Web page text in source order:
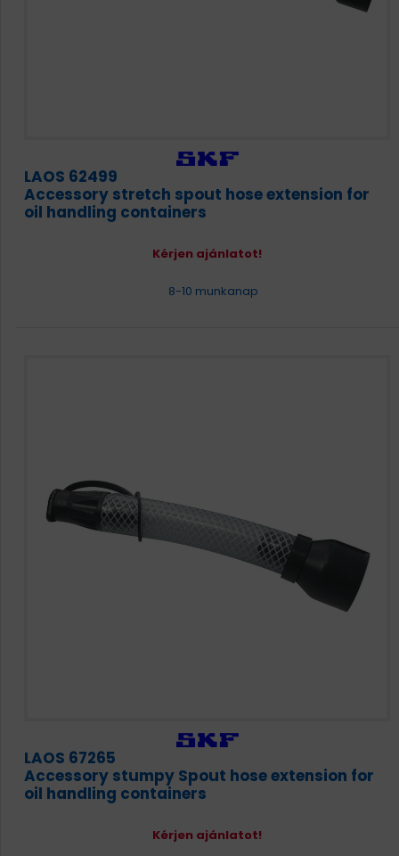
LAOS 62499
Accessory stretch spout hose extension for
oil handling containers
Kérjen ajánlatot!
8-10 munkanap
LAOS 67265
Accessory stumpy Spout hose extension for
oil handling containers
Kérjen ajánlatot!